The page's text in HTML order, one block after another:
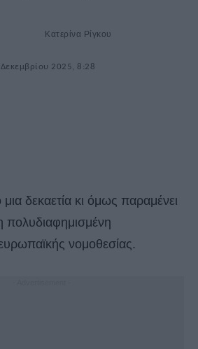
Κατερίνα Ρίγκου
2025, 8:28
δεκαετία κι όμως παραμένει
νομοθεσίας.